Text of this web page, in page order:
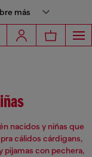
más
nacidos y niñas que
cálidos cárdigans,
pijamas con pechera,